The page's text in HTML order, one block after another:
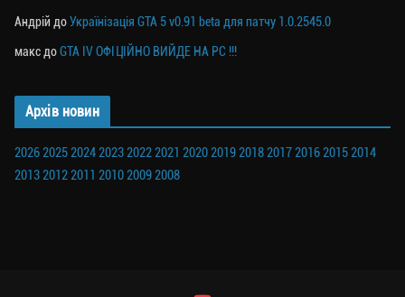
Андрій доУкраїнізація GTA 5 v0.91 beta для патчу 1.0.2545.0
макс доGTA IV ОФІЦІЙНО ВИЙДЕ НА PC !!!
Архів новин
202620252024202320222021 2020201920182017201620152014
201320122011 201020092008